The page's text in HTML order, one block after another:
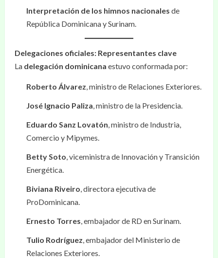
Interpretación de los himnos nacionales de
República Dominicana y Surinam.
Delegaciones oficiales: Representantes clave
La delegación dominicana estuvo conformada por:
Roberto Álvarez, ministro de Relaciones Exteriores.
José Ignacio Paliza, ministro de la Presidencia.
Eduardo Sanz Lovatón, ministro de Industria,
Comercio y Mipymes.
Betty Soto, viceministra de Innovación y Transición
Energética.
Biviana Riveiro, directora ejecutiva de
ProDominicana.
Ernesto Torres, embajador de RD en Surinam.
Tulio Rodríguez, embajador del Ministerio de
Relaciones Exteriores.